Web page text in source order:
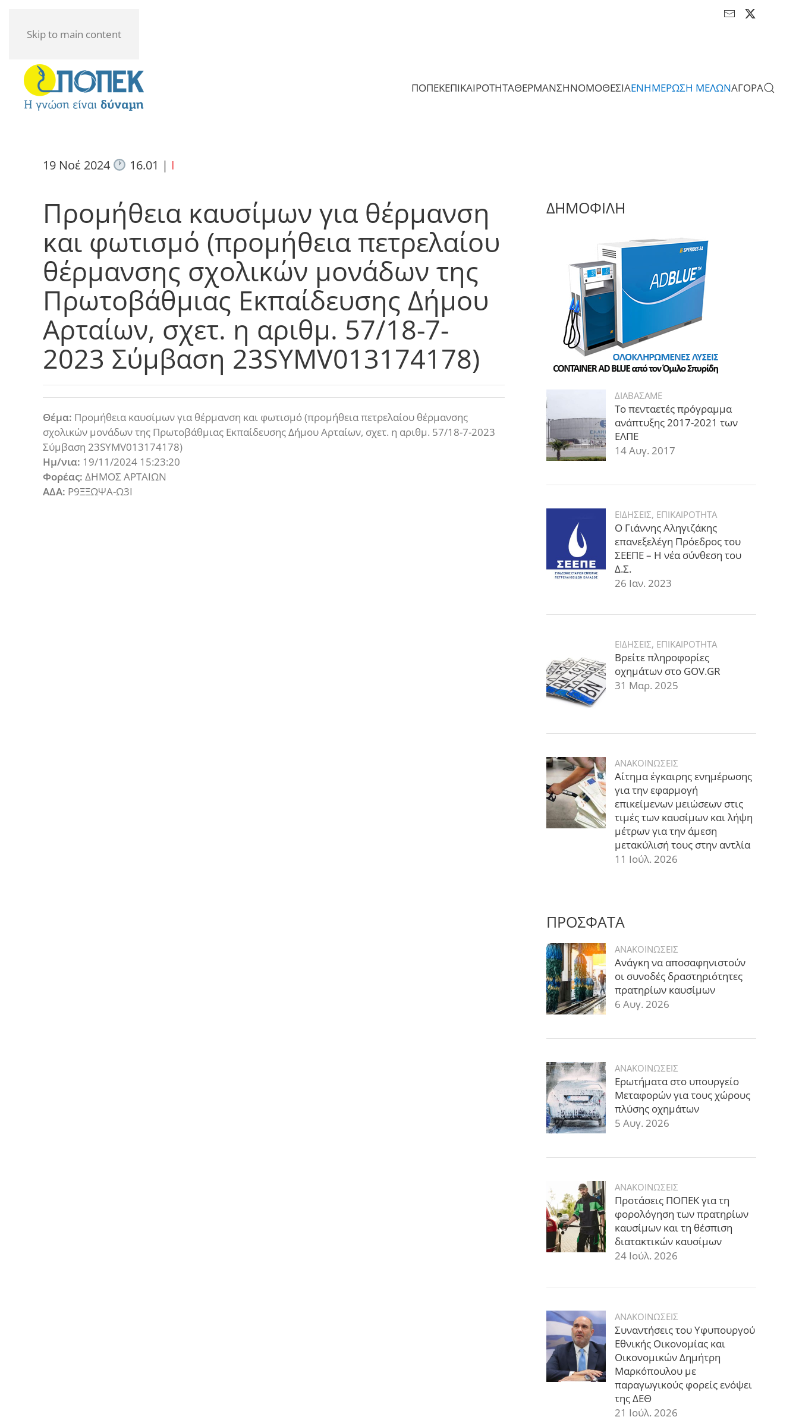
Skip to main content
ΠΟΠΕΚΕΠΙΚΑΙΡΟΤΗΤΑΘΕΡΜΑΝΣΗΝΟΜΟΘΕΣΙΑΕΝΗΜΕΡΩΣΗ ΜΕΛΩΝΑΓΟΡΑ
19 Νοέ 2024 16.01 | I
Προμήθεια καυσίμων για θέρμανση
και φωτισμό (προμήθεια πετρελαίου
θέρμανσης σχολικών μονάδων της
Πρωτοβάθμιας Εκπαίδευσης Δήμου
Αρταίων, σχετ. η αριθμ. 57/18-7-
2023 Σύμβαση 23SYMV013174178)
Θέμα: Προμήθεια καυσίμων για θέρμανση και φωτισμό (προμήθεια πετρελαίου θέρμανσης
σχολικών μονάδων της Πρωτοβάθμιας Εκπαίδευσης Δήμου Αρταίων, σχετ. η αριθμ. 57/18-7-2023
Σύμβαση 23SYMV013174178)
Ημ/νια: 19/11/2024 15:23:20
Φορέας: ΔΗΜΟΣ ΑΡΤΑΙΩΝ
ΑΔΑ: Ρ9ΞΞΩΨΑ-Ω3Ι
ΔΗΜΟΦΙΛΗ
ΔΙΑΒΑΣΑΜΕ
Το πενταετές πρόγραμμα
ανάπτυξης 2017-2021 των
ΕΛΠΕ
14 Αυγ. 2017
ΕΙΔΗΣΕΙΣ, ΕΠΙΚΑΙΡΟΤΗΤΑ
Ο Γιάννης Αληγιζάκης
επανεξελέγη Πρόεδρος του
ΣΕΕΠΕ – Η νέα σύνθεση του
Δ.Σ.
26 Ιαν. 2023
ΕΙΔΗΣΕΙΣ, ΕΠΙΚΑΙΡΟΤΗΤΑ
Βρείτε πληροφορίες
οχημάτων στο GOV.GR
31 Μαρ. 2025
ΑΝΑΚΟΙΝΩΣΕΙΣ
Αίτημα έγκαιρης ενημέρωσης
για την εφαρμογή
επικείμενων μειώσεων στις
τιμές των καυσίμων και λήψη
μέτρων για την άμεση
μετακύλισή τους στην αντλία
11 Ιούλ. 2026
ΠΡΟΣΦΑΤΑ
ΑΝΑΚΟΙΝΩΣΕΙΣ
Ανάγκη να αποσαφηνιστούν
οι συνοδές δραστηριότητες
πρατηρίων καυσίμων
6 Αυγ. 2026
ΑΝΑΚΟΙΝΩΣΕΙΣ
Ερωτήματα στο υπουργείο
Μεταφορών για τους χώρους
πλύσης οχημάτων
5 Αυγ. 2026
ΑΝΑΚΟΙΝΩΣΕΙΣ
Προτάσεις ΠΟΠΕΚ για τη
φορολόγηση των πρατηρίων
καυσίμων και τη θέσπιση
διατακτικών καυσίμων
24 Ιούλ. 2026
ΑΝΑΚΟΙΝΩΣΕΙΣ
Συναντήσεις του Υφυπουργού
Εθνικής Οικονομίας και
Οικονομικών Δημήτρη
Μαρκόπουλου με
παραγωγικούς φορείς ενόψει
της ΔΕΘ
21 Ιούλ. 2026